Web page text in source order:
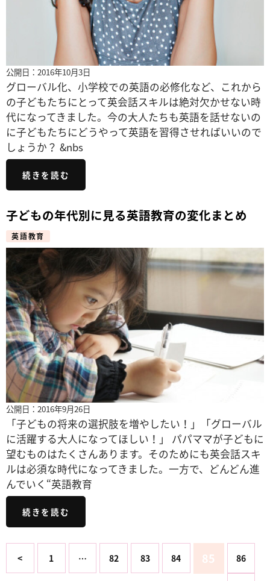
公開日：2016年10月3日
グローバル化、小学校での英語の必修化など、これから
の子どもたちにとって英会話スキルは絶対欠かせない時
代になってきました。今の大人たちも英語を話せないの
に子どもたちにどうやって英語を習得させればいいので
しょうか？ &nbs
続きを読む
子どもの年代別に見る英語教育の変化まとめ
英語教育
公開日：2016年9月26日
「子どもの将来の選択肢を増やしたい！」「グローバル
に活躍する大人になってほしい！」 パパママが子どもに
望むものはたくさんあります。そのためにも英会話スキ
ルは必須な時代になってきました。一方で、どんどん進
んでいく“英語教育
続きを読む
< 1 … 82 83 84 85 86